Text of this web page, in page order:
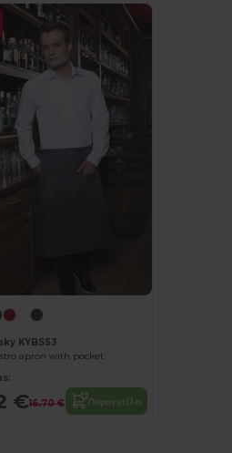
KYBSS3
apron with pocket
€16.70 € Παραγγείλτε